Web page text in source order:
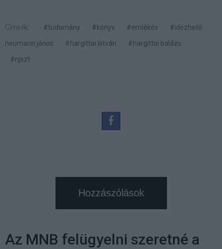
Címkék: #tudomány #könyv #emlékév
#idézhető
neumann jános
#hargittai istván
#hargittai balázs
#njszt
Hozzászólások
Az MNB felügyelni szeretné a